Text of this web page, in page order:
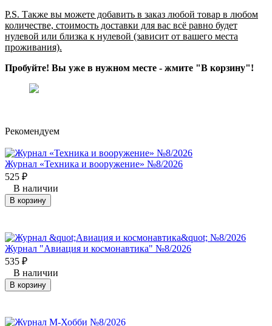
P.S. Также вы можете добавить в заказ любой товар в любом
количестве, стоимость доставки для вас всё равно будет
нулевой или близка к нулевой (зависит от вашего места
проживания).
Пробуйте! Вы уже в нужном месте - жмите "В корзину"!
Рекомендуем
Журнал «Техника и вооружение» №8/2026
525 ₽
В наличии
В корзину
Журнал "Авиация и космонавтика" №8/2026
535 ₽
В наличии
В корзину